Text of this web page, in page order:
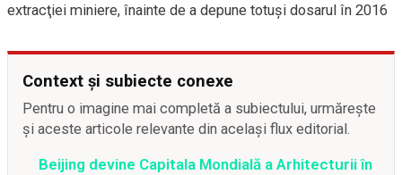
extracţiei miniere, înainte de a depune totuşi dosarul în 2016
Context și subiecte conexe
Pentru o imagine mai completă a subiectului, urmărește
și aceste articole relevante din același flux editorial.
Beijing devine Capitala Mondială a Arhitecturii în